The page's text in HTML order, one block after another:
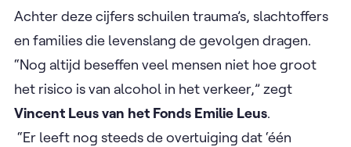
Achter deze cijfers schuilen trauma’s, slachtoffers
en families die levenslang de gevolgen dragen.
“Nog altijd beseffen veel mensen niet hoe groot
het risico is van alcohol in het verkeer,” zegt
Vincent Leusvan het Fonds Emilie Leus.
“Er leeft nog steeds de overtuiging dat ‘één